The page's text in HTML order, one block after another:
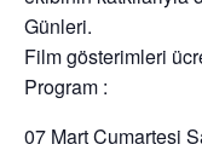
Günleri.
Film gösterimleri
Program :
07 Mart Cumartesi